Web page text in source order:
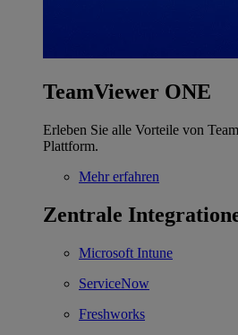
TeamViewer ONE
Erleben Sie alle Vorteile von
Plattform.
Mehr erfahren
Zentrale
Microsoft Intune
ServiceNow
Freshworks